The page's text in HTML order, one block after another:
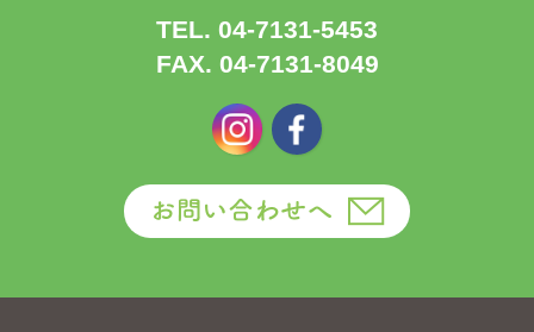
TEL. 04-7131-5453
FAX. 04-7131-8049